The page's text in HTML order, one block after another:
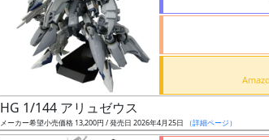
HG 1/144 アリュゼウス
メーカー希望小売価格 13,200円 / 発売日 2026年4月25日 （詳細ページ）